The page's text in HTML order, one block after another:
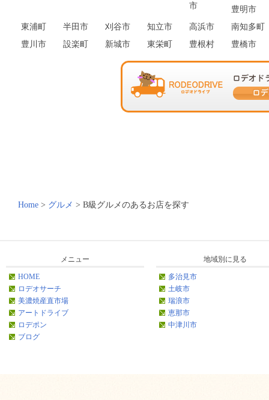
市
豊明市
東浦町
半田市 刈谷市 知立市 高浜市
南知多町
豊川市
設楽町 新城市 東栄町 豊根村 豊橋市
Home > グルメ > B級グルメのあるお店を探す
メニュー
HOME
ロデオサーチ
美濃焼産直市場
アートドライブ
ロデポン
ブログ
地域別に見る
多治見市
土岐市
瑞浪市
恵那市
中津川市